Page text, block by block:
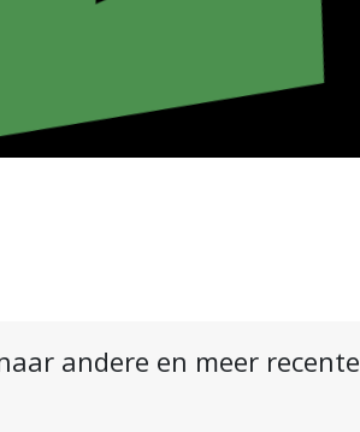
andere en meer recente